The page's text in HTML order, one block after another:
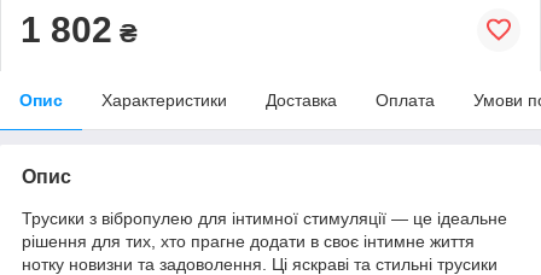
1 802 ₴
Опис Характеристики Доставка Оплата Умови
Опис
Трусики з вібропулею для інтимної стимуляції — це ідеальне
рішення для тих, хто прагне додати в своє інтимне життя
нотку новизни та задоволення. Ці яскраві та стильні трусики